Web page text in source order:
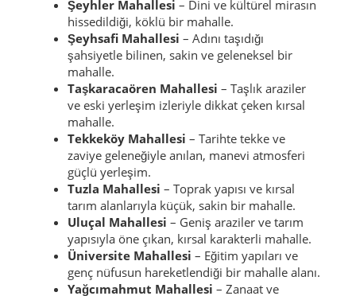
Şeyhler Mahallesi – Dini ve kültürel mirasın
hissedildiği, köklü bir mahalle.
Şeyhsafi Mahallesi – Adını taşıdığı
şahsiyetle bilinen, sakin ve geleneksel bir
mahalle.
Taşkaracaören Mahallesi – Taşlık araziler
ve eski yerleşim izleriyle dikkat çeken kırsal
mahalle.
Tekkeköy Mahallesi – Tarihte tekke ve
zaviye geleneğiyle anılan, manevi atmosferi
güçlü yerleşim.
Tuzla Mahallesi – Toprak yapısı ve kırsal
tarım alanlarıyla küçük, sakin bir mahalle.
Uluçal Mahallesi – Geniş araziler ve tarım
yapısıyla öne çıkan, kırsal karakterli mahalle.
Üniversite Mahallesi – Eğitim yapıları ve
genç nüfusun hareketlendiği bir mahalle alanı.
Yağcımahmut Mahallesi – Zanaat ve